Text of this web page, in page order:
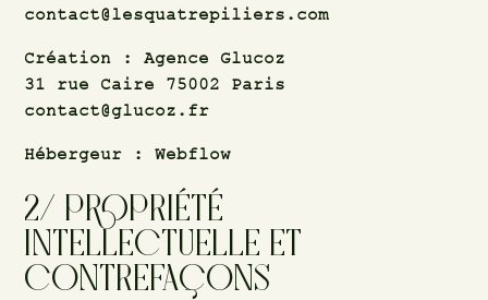
contact@lesquatrepiliers.com
Création :Agence Glucoz
31 rue Caire 75002 Paris
contact@glucoz.fr
Hébergeur : Webflow
2/ PROPRIÉTÉ
INTELLECTUELLE ET
CONTREFAÇONS